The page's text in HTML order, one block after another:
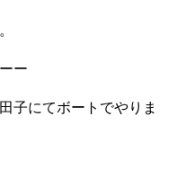
ー
子にてボートでやりま